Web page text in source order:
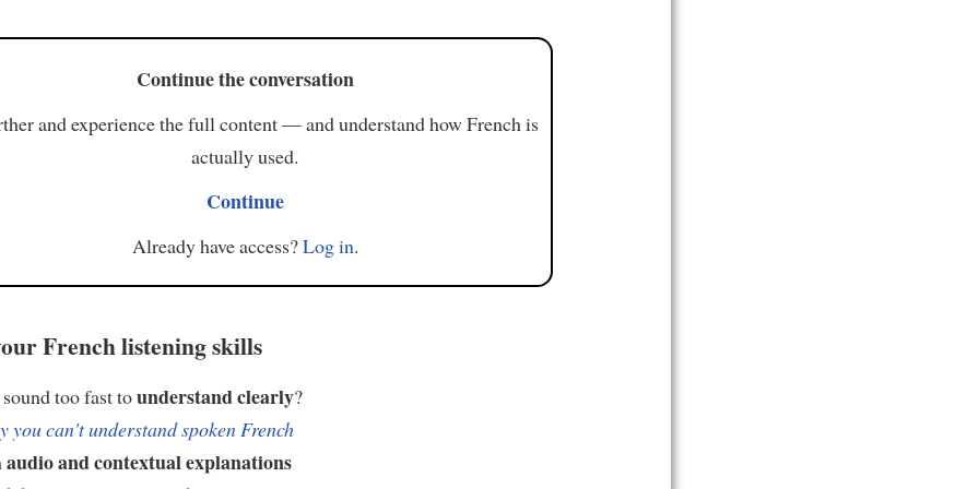
Continue the conversation
and experience the full content — and understand how French is
actually used.
Continue
Already have access?Log in.
French listening skills
too fast tounderstand clearly?
you can't understand spoken French
audio and contextual explanations